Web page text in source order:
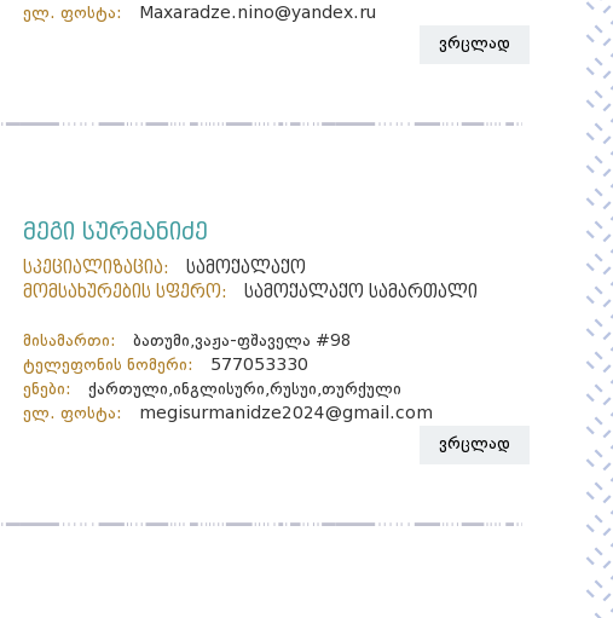
ელ. ფოსტა:
Maxaradze.nino@yandex.ru
ვრცლად
მეგი სურმანიძე
სპეციალიზაცია:
სამოქალაქო
მომსახურების სფერო:
სამოქალაქო სამართალი
მისამართი:
ბათუმი,ვაჟა-ფშაველა #98
ტელეფონის ნომერი:
577053330
ენები:
ქართული,ინგლისური,რუსუი,თურქული
ელ. ფოსტა:
megisurmanidze2024@gmail.com
ვრცლად